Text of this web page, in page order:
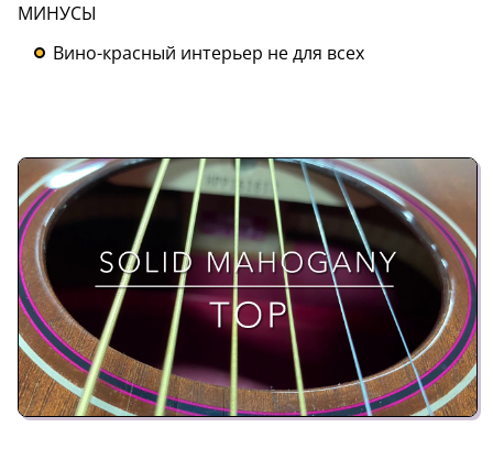
МИНУСЫ
Вино-красный интерьер не для всех